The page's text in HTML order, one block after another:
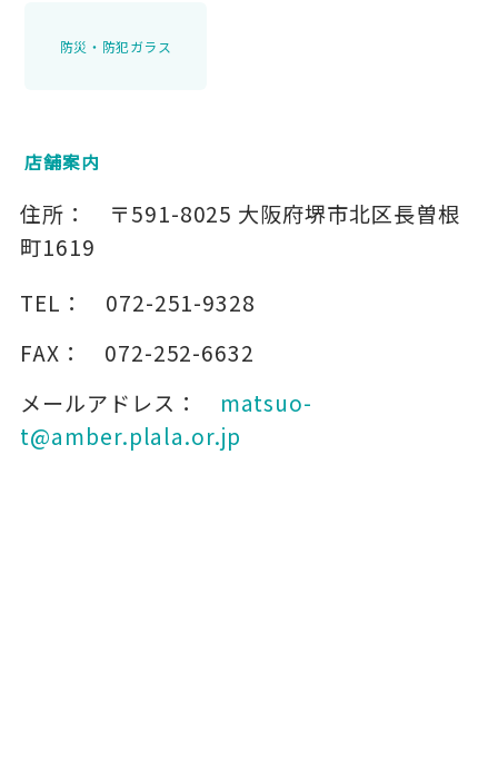
防災・防犯ガラス
店舗案内
住所： 〒591-8025 大阪府堺市北区長曽根
町1619
TEL：
072-251-9328
FAX：
072-252-6632
メールアドレス：
matsuo-
t@amber.plala.or.jp